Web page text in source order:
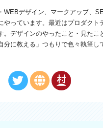
WEBデザイン、マークアップ、
やっています。最近はプロダクト
。デザインのやったこと・見たこ
分に教える」つもりで色々執筆し